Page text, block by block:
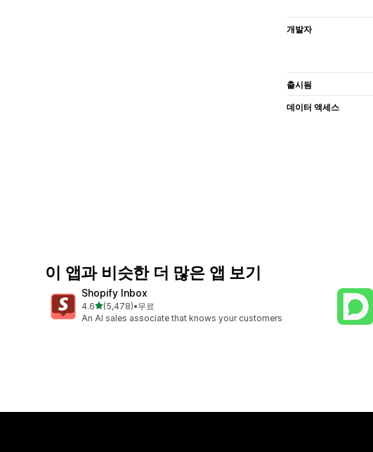
개발자
출시됨
데이터 액세스
이 앱과 비슷한 더 많은 앱 보기
Shopify Inbox
4.6별 5개 중
(5,478)
총 리뷰 5478개
•무료
An AI sales associate that knows your customers